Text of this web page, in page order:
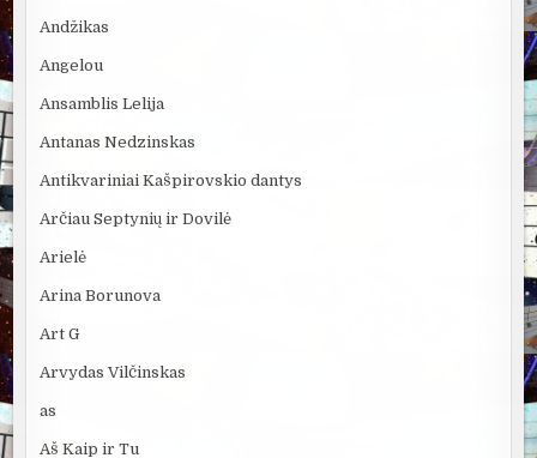
Andžikas
Angelou
Ansamblis Lelija
Antanas Nedzinskas
Antikvariniai Kašpirovskio dantys
Arčiau Septynių ir Dovilė
Arielė
Arina Borunova
Art G
Arvydas Vilčinskas
as
Aš Kaip ir Tu